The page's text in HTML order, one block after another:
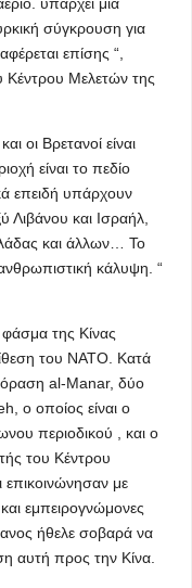
σύγκρουση για
επίσης “,
Μελετών της
οι Βρετανοί είναι
είναι το πεδίο
επειδή υπάρχουν
Λιβάνου και Ισραήλ,
και άλλων… Το
κάλυψη. “
φάσμα της Κίνας
του ΝΑΤΟ. Κατά
al-Manar, δύο
ο οποίος είναι ο
περιοδικού , και ο
του Κέντρου
με
εμπειρογνώμονες
ήθελε σοβαρά να
αυτή προς την Κίνα.